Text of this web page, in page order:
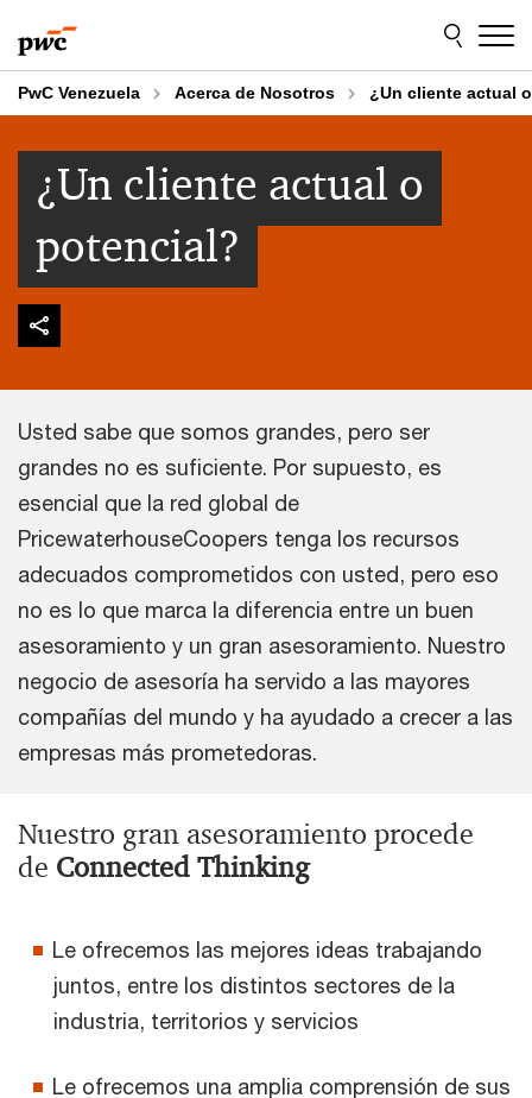
to
content
to
footer
PwC Venezuela Acerca de Nosotros ¿Un cliente actual
¿Un cliente actual o
potencial?
Usted sabe que somos grandes, pero ser
grandes no es suficiente. Por supuesto, es
esencial que la red global de
PricewaterhouseCoopers tenga los recursos
adecuados comprometidos con usted, pero eso
no es lo que marca la diferencia entre un buen
asesoramiento y un gran asesoramiento. Nuestro
negocio de asesoría ha servido a las mayores
compañías del mundo y ha ayudado a crecer a las
empresas más prometedoras.
Nuestro gran asesoramiento procede
de Connected Thinking
Le ofrecemos las mejores ideas trabajando
juntos, entre los distintos sectores de la
industria, territorios y servicios
Le ofrecemos una amplia comprensión de sus